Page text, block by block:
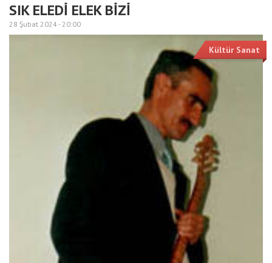
SIK ELEDİ ELEK BİZİ
28 Şubat 2024 -20:00
Kültür Sanat